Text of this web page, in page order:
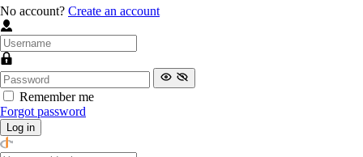
No account? Create an account
Remember me
Forgot password
Log in